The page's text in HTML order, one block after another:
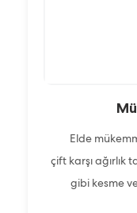
Elde
çift karşı ağırlık
gibi kesme